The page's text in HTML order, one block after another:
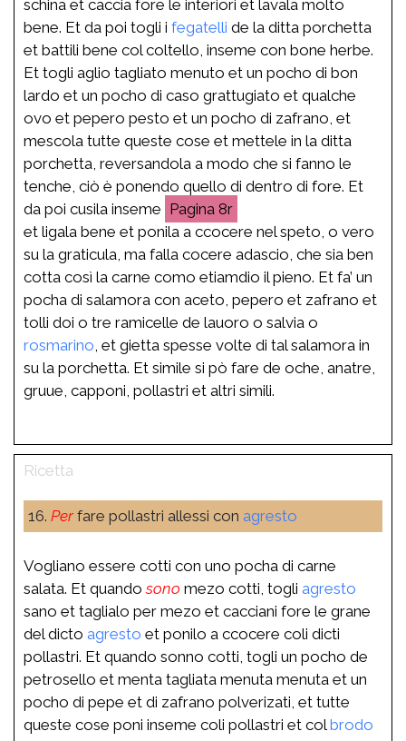
schina et caccia fore le interiori et lavala molto
bene. Et da poi togli i fegatelli de la ditta porchetta
et battili bene col coltello, inseme con bone herbe.
Et togli aglio tagliato menuto et un pocho di bon
lardo et un pocho di caso grattugiato et qualche
ovo et pepero pesto et un pocho di zafrano, et
mescola tutte queste cose et mettele in la ditta
porchetta, reversandola a modo che si fanno le
tenche, ciò è ponendo quello di dentro di fore. Et
da poi cusila inseme
8r
et ligala bene et ponila a ccocere nel speto, o vero
su la graticula, ma falla cocere adascio, che sia ben
cotta così la carne como etiamdio il pieno. Et fa’ un
pocha di salamora con aceto, pepero et zafrano et
tolli doi o tre ramicelle de lauoro o salvia o
rosmarino , et gietta spesse volte di tal salamora in
su la porchetta. Et simile si pò fare de oche, anatre,
gruue, capponi, pollastri et altri simili.
16. Perfare pollastri allessi con agresto
Vogliano essere cotti con uno pocha di carne
salata. Et quandosono mezo cotti, togli agresto
sano et taglialo per mezo et cacciani fore le grane
del dicto agresto et ponilo a ccocere coli dicti
pollastri. Et quando sonno cotti, togli un pocho de
petrosello et menta tagliata menuta menuta et un
pocho di pepe et di zafrano polverizati, et tutte
queste cose poni inseme coli pollastri et colbrodo